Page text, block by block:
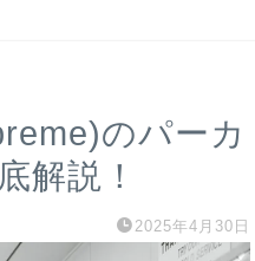
のパーカ
解説！
2025年4月30日